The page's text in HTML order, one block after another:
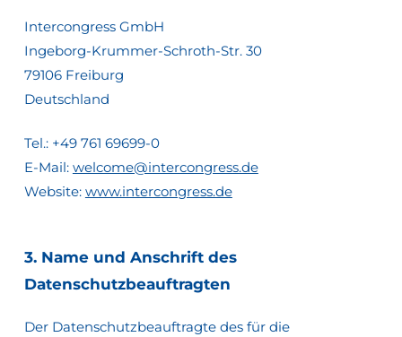
Intercongress GmbH
Ingeborg-Krummer-Schroth-Str. 30
79106 Freiburg
Deutschland
Tel.: +49 761 69699-0
E-Mail: welcome@intercongress.de
Website: www.intercongress.de
3. Name und Anschrift des
Datenschutzbeauftragten
Der Datenschutzbeauftragte des für die